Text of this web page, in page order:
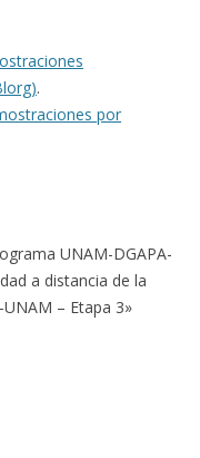
.
por
UNAM-DGAPA-
a distancia de la
– Etapa 3»